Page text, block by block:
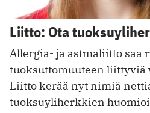
Liitto: Ota
Allergia- ja astmaliitto saa
tuoksuttomuuteen liittyviä
Liitto kerää nyt nimiä
tuoksuyliherkkien